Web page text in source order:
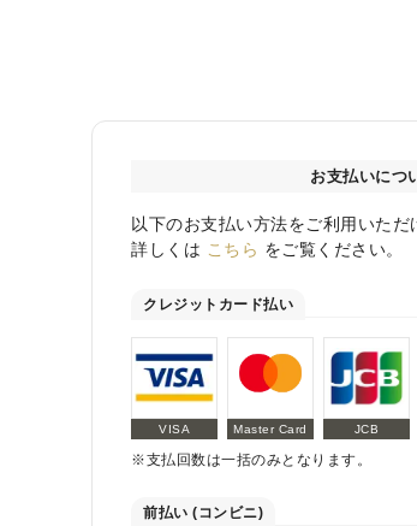
お支払いにつ
以下のお支払い方法をご利用いた
詳しくは こちら をご覧ください。
クレジットカード払い
VISA Master Card JCB
※支払回数は一括のみとなります。
前払い (コンビニ)